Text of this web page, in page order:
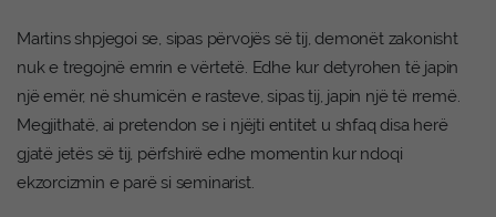
Martins shpjegoi se, sipas përvojës së tij, demonët zakonisht
nuk e tregojnë emrin e vërtetë. Edhe kur detyrohen të japin
një emër, në shumicën e rasteve, sipas tij, japin një të rremë.
Megjithatë, ai pretendon se i njëjti entitet u shfaq disa herë
gjatë jetës së tij, përfshirë edhe momentin kur ndoqi
ekzorcizmin e parë si seminarist.